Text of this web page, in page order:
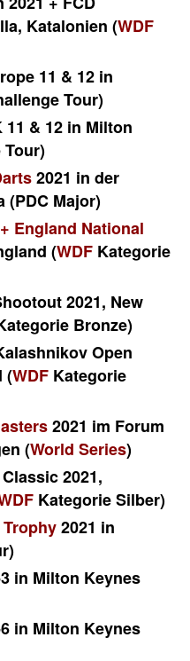
, Katalonien (WDF
11 & 12 in
Tour)
11 & 12 in Milton
Tour)
2021 in der
(PDC Major)
England National
(WDF Kategorie
2021, New
Bronze)
Open
(WDF Kategorie
2021 im Forum
(World Series)
2021,
Kategorie Silber)
2021 in
in Milton Keynes
in Milton Keynes